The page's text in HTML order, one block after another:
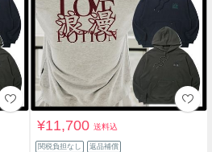
¥11,700送料込
関税負担なし 返品補償